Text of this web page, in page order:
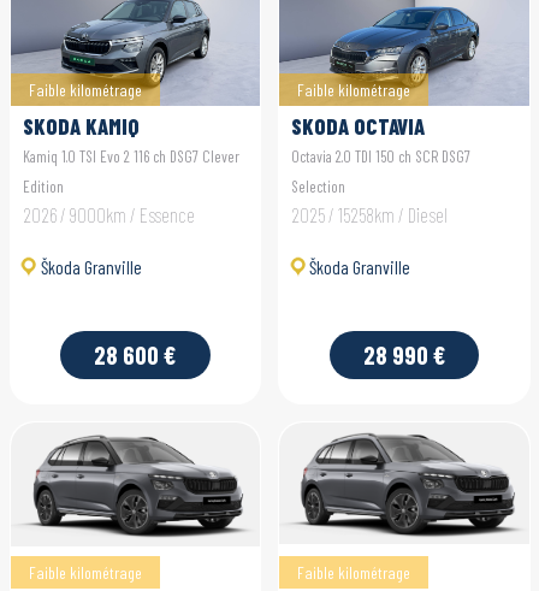
Faible kilométrage
SKODA KAMIQ
Kamiq 1.0 TSI Evo 2 116 ch DSG7 Clever
Edition
2026 / 9000km / Essence
Škoda Granville
28 600 €
Faible kilométrage
SKODA OCTAVIA
Octavia 2.0 TDI 150 ch SCR DSG7
Selection
2025 / 15258km / Diesel
Škoda Granville
28 990 €
Faible kilométrage Faible kilométrage